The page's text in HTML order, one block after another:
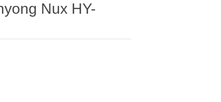
Nux HY-